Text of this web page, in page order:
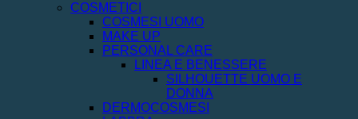
COSMETICI
COSMESI UOMO
MAKE UP
PERSONAL CARE
LINEA E BENESSERE
SILHOUETTE UOMO E
DONNA
DERMOCOSMESI